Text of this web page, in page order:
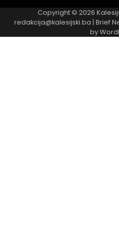
Copyright © 2026
redakcija@kalesijski.ba | Brief
by